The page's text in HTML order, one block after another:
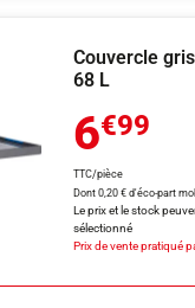
Couvercle
68 L
6€99
TTC/pièce
Dont 0,20 € d'éco-part
Le prix et le stock
sélectionné
Prix de vente pratiqué